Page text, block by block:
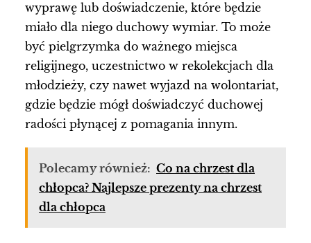
wyprawę lub doświadczenie, które będzie
miało dla niego duchowy wymiar. To może
być pielgrzymka do ważnego miejsca
religijnego, uczestnictwo w rekolekcjach dla
młodzieży, czy nawet wyjazd na wolontariat,
gdzie będzie mógł doświadczyć duchowej
radości płynącej z pomagania innym.
Polecamy również: Co na chrzest dla
chłopca? Najlepsze prezenty na chrzest
dla chłopca